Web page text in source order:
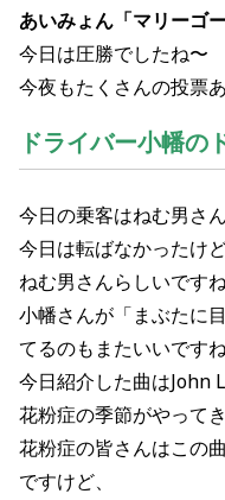
あいみょん「マリーゴ
今日は圧勝でしたね〜
今夜もたくさんの投票
ドライバー小幡
今日の乗客はねむ男さ
今日は転ばなかったけ
ねむ男さんらしいです
小幡さんが「まぶたに
てるのもまたいいです
今日紹介した曲はJohn
花粉症の季節がやって
花粉症の皆さんはこの
ですけど、